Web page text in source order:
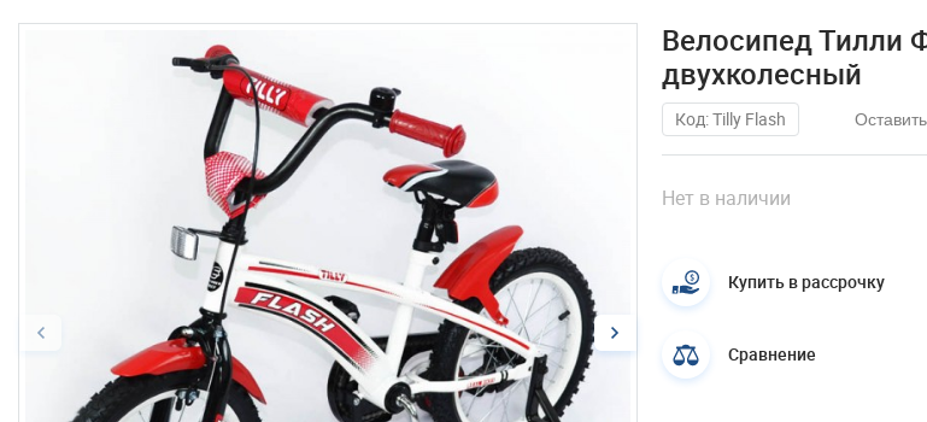
Велосипед Тилли
двухколесный
Код: Tilly Flash
Нет в наличии
Купить в рассрочку
Сравнение